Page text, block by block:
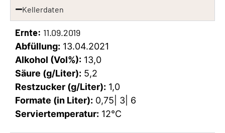
Kellerdaten
Ernte: 11.09.2019
Abfüllung: 13.04.2021
Alkohol (Vol%): 13,0
Säure (g/Liter): 5,2
Restzucker (g/Liter): 1,0
Formate (in Liter): 0,75| 3| 6
Serviertemperatur: 12°C